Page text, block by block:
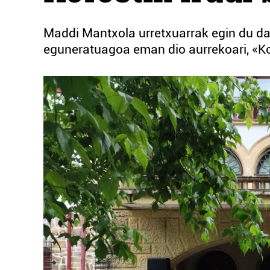
Maddi Mantxola urretxuarrak egin du
eguneratuagoa eman dio aurrekoari,